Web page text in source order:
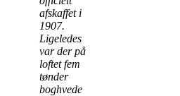
afskaffet i
1907.
Ligeledes
var der på
loftet fem
tønder
boghvede